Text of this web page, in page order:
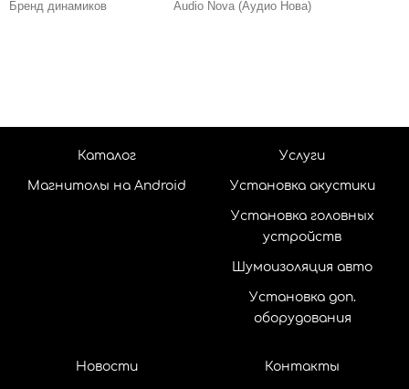
Бренд динамиков Audio Nova (Аудио Нова)
Каталог
Магнитолы на Android
Услуги
Установка акустики
Установка головных
устройств
Шумоизоляция авто
Установка доп.
оборудования
Новости Контакты